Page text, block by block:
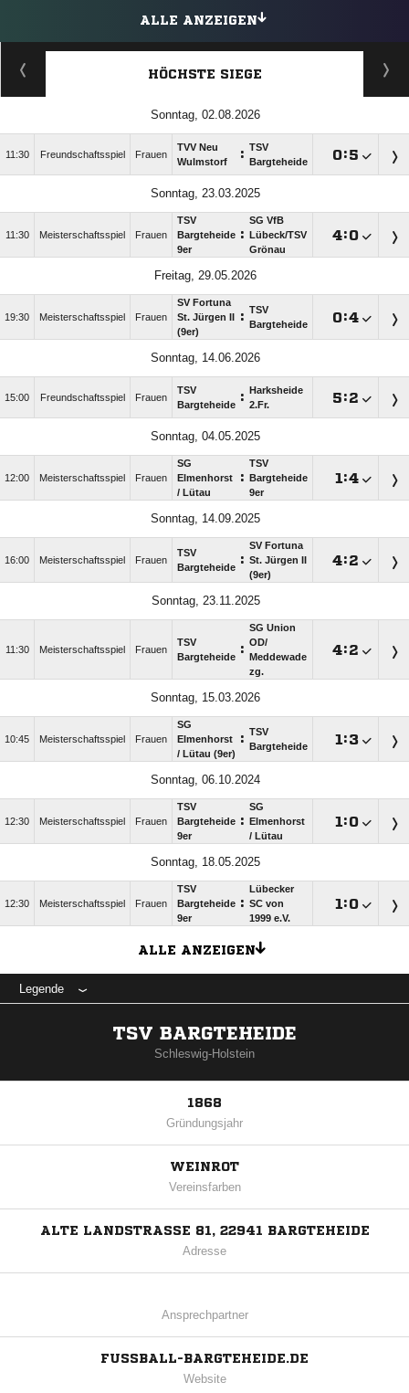
ALLE ANZEIGEN
HÖCHSTE SIEGE
Sonntag, 02.08.2026
11:30 Freundschaftsspiel Frauen
TVV Neu
Wulmstorf
: TSV
Bargteheide
:
Sonntag, 23.03.2025
11:30 Meisterschaftsspiel Frauen
TSV
Bargteheide
9er
:
SG VfB
Lübeck/​TSV
Grönau
:
Freitag, 29.05.2026
19:30 Meisterschaftsspiel Frauen
SV Fortuna
St. Jürgen II
(9er)
: TSV
Bargteheide
:
Sonntag, 14.06.2026
15:00 Freundschaftsspiel Frauen
TSV
Bargteheide :
Harksheide
2.Fr.
:
Sonntag, 04.05.2025
12:00 Meisterschaftsspiel Frauen
SG
Elmenhorst
/​ Lütau
:
TSV
Bargteheide
9er
:
Sonntag, 14.09.2025
16:00 Meisterschaftsspiel Frauen
TSV
Bargteheide :
SV Fortuna
St. Jürgen II
(9er)
:
Sonntag, 23.11.2025
11:30 Meisterschaftsspiel Frauen
TSV
Bargteheide :
SG Union
OD/​
Meddewade
zg.
:
Sonntag, 15.03.2026
10:45 Meisterschaftsspiel Frauen
SG
Elmenhorst
/​ Lütau (9er)
: TSV
Bargteheide
:
Sonntag, 06.10.2024
12:30 Meisterschaftsspiel Frauen
TSV
Bargteheide
9er
:
SG
Elmenhorst
/​ Lütau
:
Sonntag, 18.05.2025
12:30 Meisterschaftsspiel Frauen
TSV
Bargteheide
9er
:
Lübecker
SC von
1999 e.V.
:
ALLE ANZEIGEN
Legende
TSV BARGTEHEIDE
Schleswig-Holstein
1868
Gründungsjahr
WEINROT
Vereinsfarben
ALTE LANDSTRASSE 81, 22941 BARGTEHEIDE
Adresse
Ansprechpartner
FUSSBALL-BARGTEHEIDE.DE
Website